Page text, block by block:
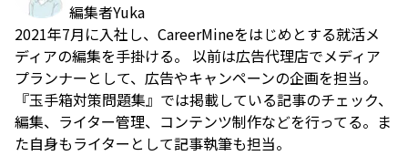
編集者Yuka
2021年7月に入社し、CareerMineをはじめとする就活メ
ディアの編集を手掛ける。 以前は広告代理店でメディア
プランナーとして、広告やキャンペーンの企画を担当。
『玉手箱対策問題集』では掲載している記事のチェック、
編集、ライター管理、コンテンツ制作などを行ってる。ま
た自身もライターとして記事執筆も担当。